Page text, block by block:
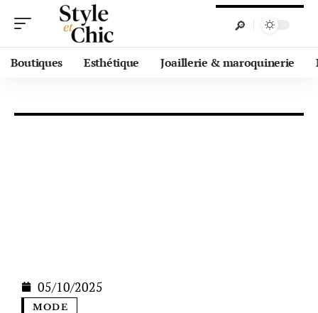
Boutiques Esthétique Joaillerie & maroquinerie
05/10/2025
MODE